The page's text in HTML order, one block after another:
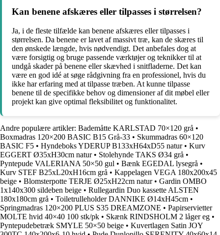
Kan benene afskæres eller tilpasses i størrelsen?
Ja, i de fleste tilfælde kan benene afskæres eller tilpasses i
størrelsen. Da benene er lavet af massivt træ, kan de skæres til
den ønskede længde, hvis nødvendigt. Det anbefales dog at
være forsigtig og bruge passende værktøjer og teknikker til at
undgå skader på benene eller skævhed i snitfladerne. Det kan
være en god idé at søge rådgivning fra en professionel, hvis du
ikke har erfaring med at tilpasse træben. At kunne tilpasse
benene til de specifikke behov og dimensioner af dit møbel eller
projekt kan give optimal fleksibilitet og funktionalitet.
Andre populære artikler: Bademåtte KARLSTAD 70×120 grå •
Boxmadras 120×200 BASIC B15 Grå-33 • Skummadras 60×120
BASIC F5 • Hyndeboks YDERUP B133xH64xD55 natur• Kurv
EGGERT Ø35xH30cm natur• Stolehynde TAKS Ø34 grå •
Pyntepude VALERIANA 50×50 gul • Bænk EGEDAL lysegrå •
Kurv STEF B25xL20xH16cm grå • Kappelagen VEGA 180x200x45
beige • Blomsterpotte TERJE Ø25xH22cm natur• Gardin OMBO
1x140x300 sildeben beige • Rullegardin Duo kassette ALSTEN
180x180cm grå • Toiletrulleholder DANNIKE Ø14xH45cm •
Springmadras 120×200 PLUS S35 DREAMZONE • Papirservietter
MOLTE hvid 40×40 100 stk/pk • Skænk RINDSHOLM 2 låger eg •
Pyntepudebetræk SMYLE 50×50 beige • Kuvertlagen Satin JOY